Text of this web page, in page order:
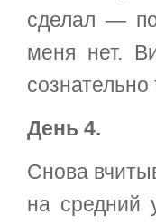
сделал —
меня нет.
сознательно
День 4.
Снова
на средний